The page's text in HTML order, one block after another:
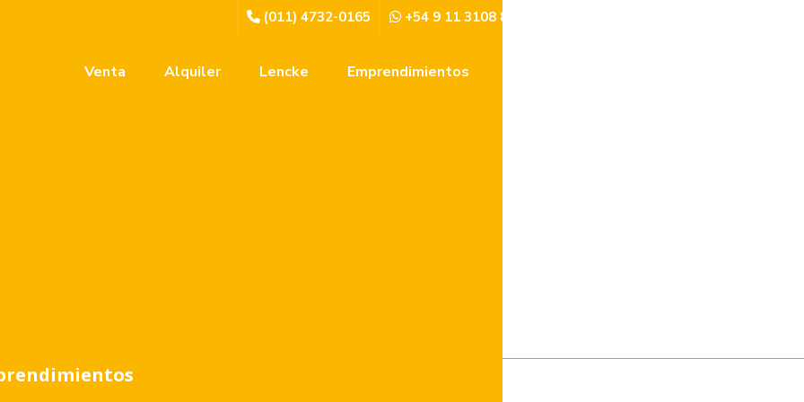
(011) 4732-0165 +54 9 11 3108 8477
Venta Alquiler Lencke Emprendimientos